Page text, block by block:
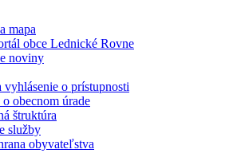
mapa
obce Lednické Rovne
noviny
o prístupnosti
obecnom úrade
štruktúra
služby
obyvateľstva